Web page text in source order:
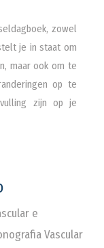
zowel
je in staat om
maar ook om te
op te
zijn op je
e
Vascular